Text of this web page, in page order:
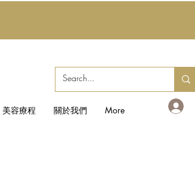
美容療程 關於我們 More